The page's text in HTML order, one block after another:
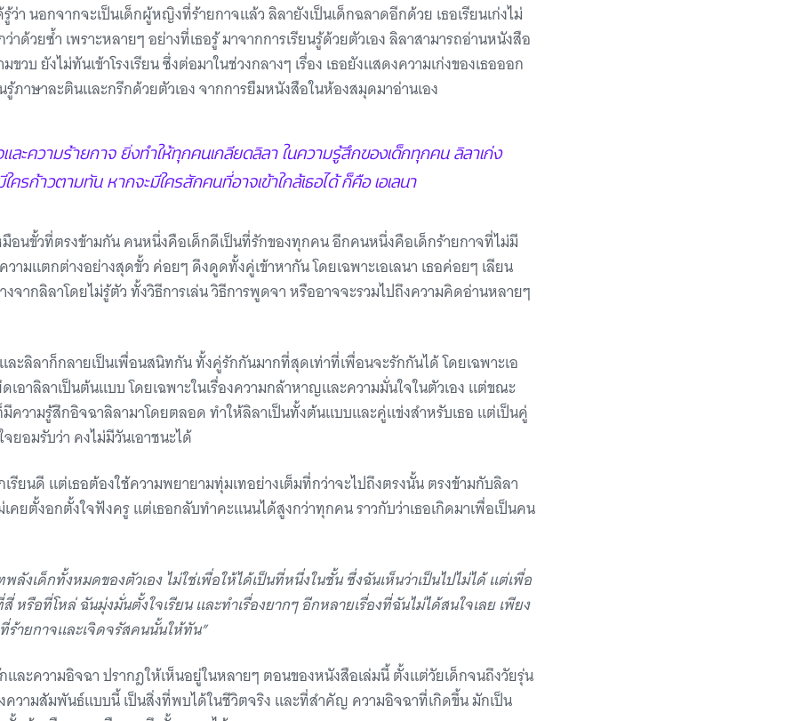
า นอกจากจะเป็นเด็กผู้หญิงที่ร้ายกาจแล้ว ลิลายังเป็นเด็กฉลาดอีกด้วย เธอเรียนเก่งไม่
ว่าด้วยซ้ำ เพราะหลายๆ อย่างที่เธอรู้ มาจากการเรียนรู้ด้วยตัวเอง ลิลาสามารถอ่านหนังสือ
วบ ยังไม่ทันเข้าโรงเรียน ซึ่งต่อมาในช่วงกลางๆ เรื่อง เธอยังแสดงความเก่งของเธอออก
รู้ภาษาละตินและกรีกด้วยตัวเอง จากการยืมหนังสือในห้องสมุดมาอ่านเอง
ละความร้ายกาจ ยิ่งทำให้ทุกคนเกลียดลิลา ในความรู้สึกของเด็กทุกคน ลิลาเก่ง
ใครก้าวตามทัน หากจะมีใครสักคนที่อาจเข้าใกล้เธอได้ ก็คือ เอเลนา
มือนขั้วที่ตรงข้ามกัน คนหนึ่งคือเด็กดีเป็นที่รักของทุกคน อีกคนหนึ่งคือเด็กร้ายกาจที่ไม่มี
ามแตกต่างอย่างสุดขั้ว ค่อยๆ ดึงดูดทั้งคู่เข้าหากัน โดยเฉพาะเอเลนา เธอค่อยๆ เลียน
จากลิลาโดยไม่รู้ตัว ทั้งวิธีการเล่น วิธีการพูดจา หรืออาจจะรวมไปถึงความคิดอ่านหลายๆ
และลิลาก็กลายเป็นเพื่อนสนิทกัน ทั้งคู่รักกันมากที่สุดเท่าที่เพื่อนจะรักกันได้ โดยเฉพาะเอ
เอาลิลาเป็นต้นแบบ โดยเฉพาะในเรื่องความกล้าหาญและความมั่นใจในตัวเอง แต่ขณะ
มีความรู้สึกอิจฉาลิลามาโดยตลอด ทำให้ลิลาเป็นทั้งต้นแบบและคู่แข่งสำหรับเธอ แต่เป็นคู่
ยอมรับว่า คงไม่มีวันเอาชนะได้
เรียนดี แต่เธอต้องใช้ความพยายามทุ่มเทอย่างเต็มที่กว่าจะไปถึงตรงนั้น ตรงข้ามกับลิลา
เคยตั้งอกตั้งใจฟังครู แต่เธอกลับทำคะแนนได้สูงกว่าทุกคน ราวกับว่าเธอเกิดมาเพื่อเป็นคน
ลังเด็กทั้งหมดของตัวเอง ไม่ใช่เพื่อให้ได้เป็นที่หนึ่งในชั้น ซึ่งฉันเห็นว่าเป็นไปไม่ได้ แต่เพื่อ
หรือที่โหล่ ฉันมุ่งมั่นตั้งใจเรียน และทำเรื่องยากๆ อีกหลายเรื่องที่ฉันไม่ได้สนใจเลย เพียง
ายกาจและเจิดจรัสคนนั้นให้ทัน”
ละความอิจฉา ปรากฎให้เห็นอยู่ในหลายๆ ตอนของหนังสือเล่มนี้ ตั้งแต่วัยเด็กจนถึงวัยรุ่น
ความสัมพันธ์แบบนี้ เป็นสิ่งที่พบได้ในชีวิตจริง และที่สำคัญ ความอิจฉาที่เกิดขึ้น มักเป็น